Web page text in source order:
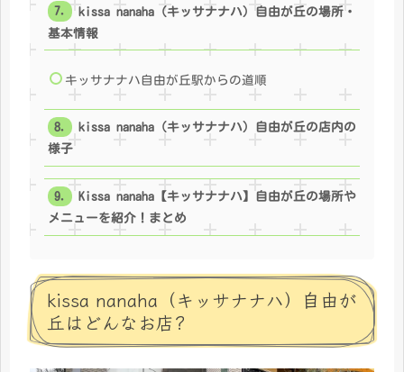
kissa nanaha（キッサナナハ）自由が丘の場所・
基本情報
キッサナナハ自由が丘駅からの道順
kissa nanaha（キッサナナハ）自由が丘の店内の
様子
Kissa nanaha【キッサナナハ】自由が丘の場所や
メニューを紹介！まとめ
kissa nanaha（キッサナナハ）自由が
丘はどんなお店?